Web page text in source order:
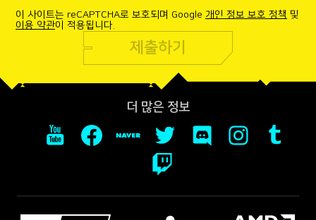
이 사이트는 reCAPTCHA로 보호되며 Google 개인 정보 보호 정책 및
이용 약관이 적용됩니다.
제출하기
더 많은 정보